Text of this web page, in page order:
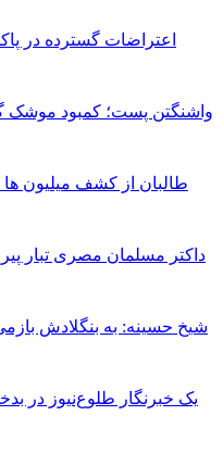
اعتراضات گسترده در
واشنگتن پست؛ كمبود موشک
طالبان از كشف ميليون ها
داكتر مسلمان مصرى تبار
شیخ حسینه: به بنگلادش
یک خبرنگار طلوع‌نیوز در